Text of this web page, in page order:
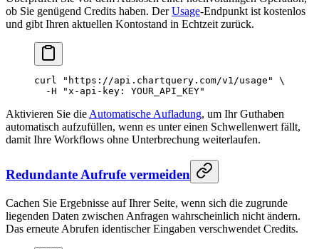
ob Sie genügend Credits haben. DerUsage-Endpunkt ist kostenlos
und gibt Ihren aktuellen Kontostand in Echtzeit zurück.
curl "https://api.chartquery.com/v1/usage"
\
  -H
"x-api-key: YOUR_API_KEY"
Aktivieren Sie die Automatische Aufladung, um Ihr Guthaben
automatisch aufzufüllen, wenn es unter einen Schwellenwert fällt,
damit Ihre Workflows ohne Unterbrechung weiterlaufen.
Redundante Aufrufe vermeiden
Cachen Sie Ergebnisse auf Ihrer Seite, wenn sich die zugrunde
liegenden Daten zwischen Anfragen wahrscheinlich nicht ändern.
Das erneute Abrufen identischer Eingaben verschwendet Credits.